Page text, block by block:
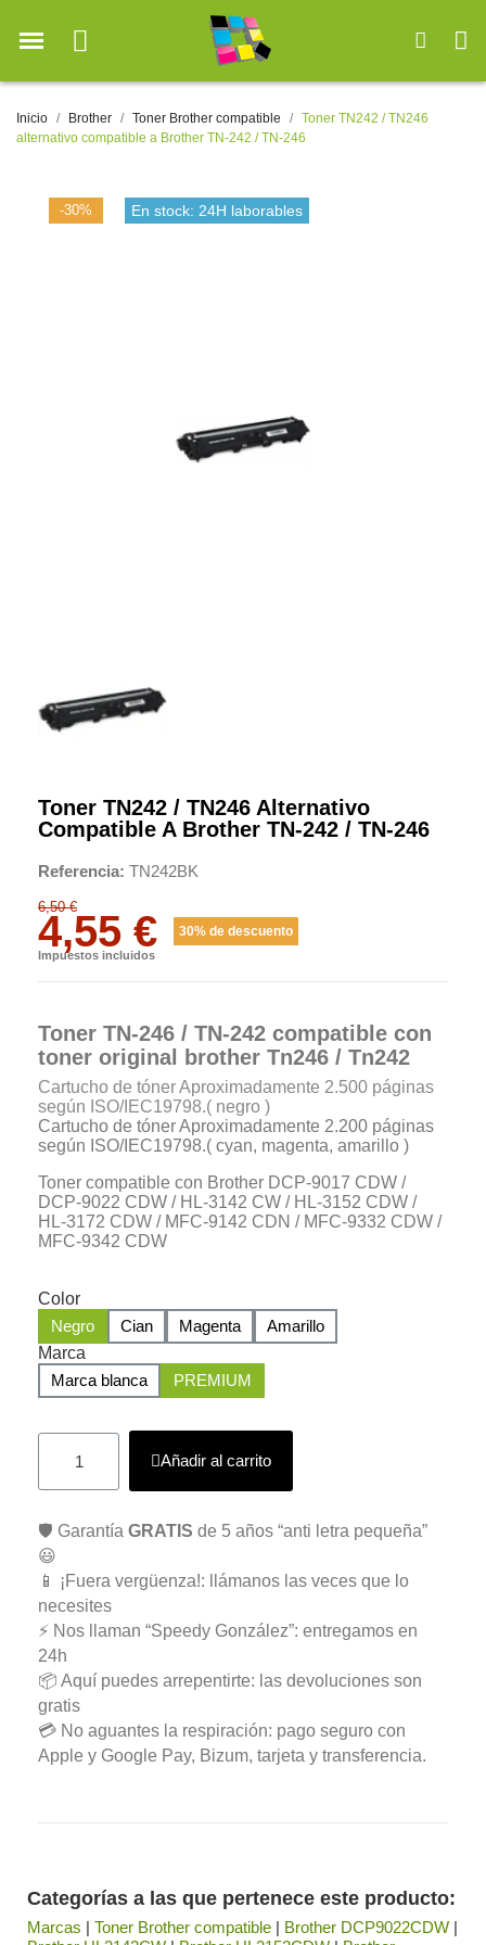
Inicio Brother Toner Brother compatible
Toner TN242 / TN246
alternativo compatible a Brother TN-242 / TN-246
-30% En stock: 24H laborables
Toner TN242 / TN246 Alternativo
Compatible A Brother TN-242 / TN-246
Referencia TN242BK
6,50 €
4,55 € 30% de descuento
Impuestos incluidos
Toner TN-246 / TN-242 compatible con
toner original brother Tn246 / Tn242
Cartucho de tóner Aproximadamente 2.500 páginas
según ISO/IEC19798.( negro )
Cartucho de tóner Aproximadamente 2.200 páginas
según ISO/IEC19798.( cyan, magenta, amarillo )
Toner compatible con Brother DCP-9017 CDW /
DCP-9022 CDW / HL-3142 CW / HL-3152 CDW /
HL-3172 CDW / MFC-9142 CDN / MFC-9332 CDW /
MFC-9342 CDW
Color
Negro
Cian Magenta
Amarillo
Marca
Marca blanca
PREMIUM
Añadir al carrito
🛡️ Garantía GRATIS de 5 años “anti letra pequeña”
😃
📱 ¡Fuera vergüenza!: llámanos las veces que lo
necesites
⚡ Nos llaman “Speedy González”: entregamos en
24h
📦 Aquí puedes arrepentirte: las devoluciones son
gratis
💳 No aguantes la respiración: pago seguro con
Apple y Google Pay, Bizum, tarjeta y transferencia.
Categorías a las que pertenece este producto:
Marcas | Toner Brother compatible | Brother DCP9022CDW |